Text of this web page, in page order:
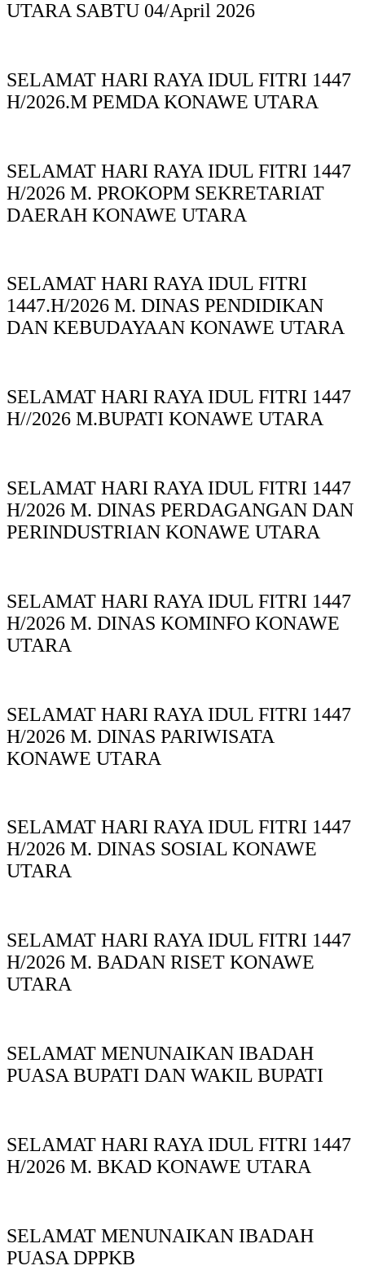
UTARA SABTU 04/April 2026
SELAMAT HARI RAYA IDUL FITRI 1447
H/2026.M PEMDA KONAWE UTARA
SELAMAT HARI RAYA IDUL FITRI 1447
H/2026 M. PROKOPM SEKRETARIAT
DAERAH KONAWE UTARA
SELAMAT HARI RAYA IDUL FITRI
1447.H/2026 M. DINAS PENDIDIKAN
DAN KEBUDAYAAN KONAWE UTARA
SELAMAT HARI RAYA IDUL FITRI 1447
H//2026 M.BUPATI KONAWE UTARA
SELAMAT HARI RAYA IDUL FITRI 1447
H/2026 M. DINAS PERDAGANGAN DAN
PERINDUSTRIAN KONAWE UTARA
SELAMAT HARI RAYA IDUL FITRI 1447
H/2026 M. DINAS KOMINFO KONAWE
UTARA
SELAMAT HARI RAYA IDUL FITRI 1447
H/2026 M. DINAS PARIWISATA
KONAWE UTARA
SELAMAT HARI RAYA IDUL FITRI 1447
H/2026 M. DINAS SOSIAL KONAWE
UTARA
SELAMAT HARI RAYA IDUL FITRI 1447
H/2026 M. BADAN RISET KONAWE
UTARA
SELAMAT MENUNAIKAN IBADAH
PUASA BUPATI DAN WAKIL BUPATI
SELAMAT HARI RAYA IDUL FITRI 1447
H/2026 M. BKAD KONAWE UTARA
SELAMAT MENUNAIKAN IBADAH
PUASA DPPKB